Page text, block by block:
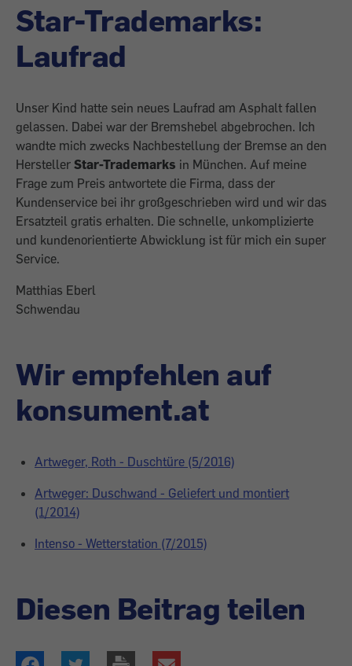
Star-Trademarks:
Laufrad
Unser Kind hatte sein neues Laufrad am Asphalt fallen
gelassen. Dabei war der Bremshebel abgebrochen. Ich
wandte mich zwecks Nachbestellung der Bremse an den
Hersteller Star-Trademarks in München. Auf meine
Frage zum Preis antwortete die Firma, dass der
Kundenservice bei ihr großgeschrieben wird und wir das
Ersatzteil gratis erhalten. Die schnelle, unkomplizierte
und kundenorientierte Abwicklung ist für mich ein super
Service.
Matthias Eberl
Schwendau
Wir empfehlen auf
konsument.at
Artweger, Roth - Duschtüre (5/2016)
Artweger: Duschwand - Geliefert und montiert
(1/2014)
Intenso - Wetterstation (7/2015)
Diesen Beitrag teilen